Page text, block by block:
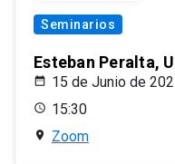
Seminarios
Esteban Peralta,
15 de Junio de
15:30
Zoom